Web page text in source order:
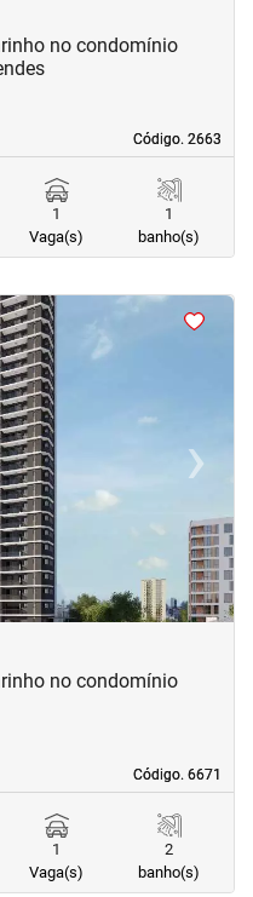
Código. 2663
Código. 2663
no condomínio
1
Vaga(s)
1
banho(s)
›Next
Código. 6671
Código. 6671
no condomínio
1
Vaga(s)
2
banho(s)